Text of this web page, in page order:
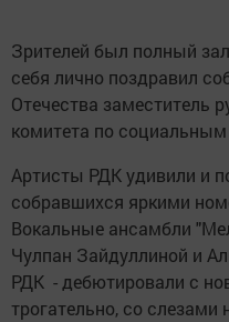
Зрителей был полный
себя лично поздравил
Отечества заместитель
комитета по
Артисты РДК удивили и
собравшихся яркими
Вокальные ансамбли
Чулпан Зайдуллиной и
РДК - дебютировали с
трогательно, со слезами